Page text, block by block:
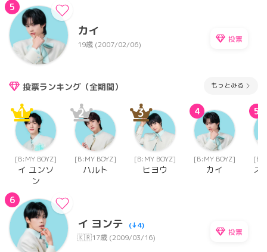
5
カイ
19歳 (2007/02/06)
投票
投票ランキング（全期間） もっとみる
1
[B:MY BOYZ]
イ ユンソ
ン
2
[B:MY BOYZ]
ハルト
3
[B:MY BOYZ]
ヒヨウ
4
[B:MY BOYZ]
カイ
5
ス
6
イ ヨンテ
(↓4)
🇰🇷17歳 (2009/03/16)
投票